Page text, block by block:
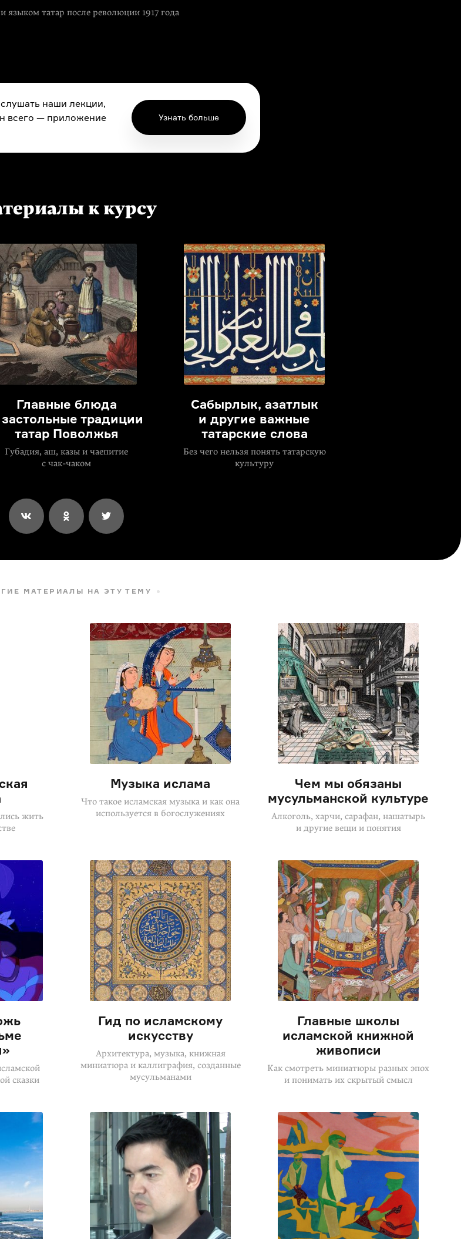
языком татар после революции 1917 года
наши лекции,
всего — приложение
Узнать больше
к курсу
Главные блюда
традиции
татар Поволжья
Губадия, аш, казы и чаепитие
с чак-чаком
Сабырлык, азатлык
и другие важные
татарские слова
Без чего нельзя понять татарскую
культуру
МАТЕРИАЛЫ НА ЭТУ ТЕМУ
жить
Музыка ислама
Что такое исламская музыка и как она
используется в богослужениях
Чем мы обязаны
мусульманской культуре
Алкоголь, харчи, сарафан, нашатырь
и другие вещи и понятия
сказки
Гид по исламскому
искусству
Архитектура, музыка, книжная
миниатюра и каллиграфия, созданные
мусульманами
Главные школы
исламской книжной
живописи
Как смотреть миниатюры разных эпох
и понимать их скрытый смысл